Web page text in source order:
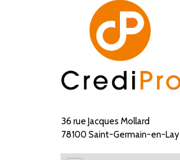
36 rue Jacques Mollard
78100 Saint-Germain-en-